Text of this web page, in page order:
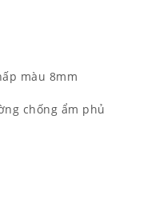
màu 8mm
chống ẩm phủ